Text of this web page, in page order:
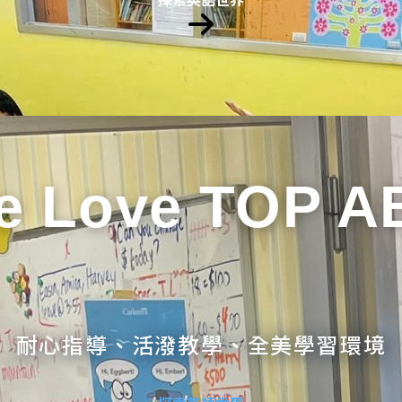
Love TOP
耐心指導、活潑教學、全美學習環境